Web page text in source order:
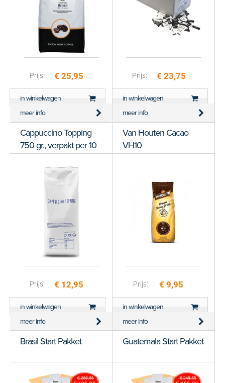
Prijs: € 25,95
in winkelwagen
meer info
Prijs: € 23,75
in winkelwagen
meer info
Cappuccino Topping
750 gr., verpakt per 10
Prijs: € 12,95
in winkelwagen
meer info
Van Houten Cacao
VH10
Prijs: € 9,95
in winkelwagen
meer info
Brasil Start Pakket Guatemala Start Pakket